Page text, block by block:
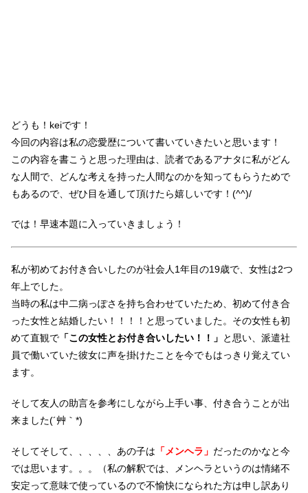
どうも！keiです！
今回の内容は私の恋愛歴について書いていきたいと思います！
この内容を書こうと思った理由は、読者であるアナタに私がどん
な人間で、どんな考えを持った人間なのかを知ってもらうためで
もあるので、ぜひ目を通して頂けたら嬉しいです！(^^)/
では！早速本題に入っていきましょう！
私が初めてお付き合いしたのが社会人1年目の19歳で、女性は2つ
年上でした。
当時の私は中二病っぽさを持ち合わせていたため、初めて付き合
った女性と結婚したい！！！！と思っていました。その女性も初
めて直観で 「この女性とお付き合いしたい！！」 と思い、派遣社
員で働いていた彼女に声を掛けたことを今でもはっきり覚えてい
ます。
そして友人の助言を参考にしながら上手い事、付き合うことが出
来ました(´艸｀*)
そしてそして、、、、、あの子は 「メンヘラ」 だったのかなと今
では思います。。。（私の解釈では、メンヘラというのは情緒不
安定って意味で使っているので不愉快になられた方は申し訳あり